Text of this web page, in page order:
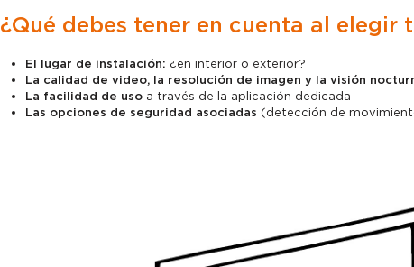
¿Qué debes tener en cuenta al elegir
El lugar de instalación: ¿en interior o exterior?
La calidad de video, la resolución de imagen y la visión
La facilidad de uso a través de la aplicación dedicada
Las opciones de seguridad asociadas (detección de